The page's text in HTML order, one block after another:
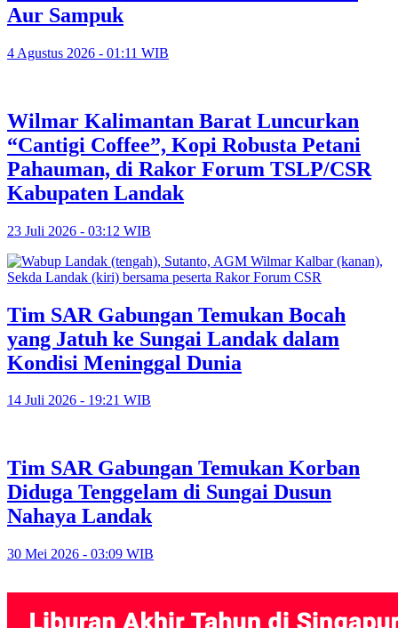
Aur Sampuk
4 Agustus 2026 - 01:11 WIB
Wilmar Kalimantan Barat Luncurkan
“Cantigi Coffee”, Kopi Robusta Petani
Pahauman, di Rakor Forum TSLP/CSR
Kabupaten Landak
23 Juli 2026 - 03:12 WIB
Tim SAR Gabungan Temukan Bocah
yang Jatuh ke Sungai Landak dalam
Kondisi Meninggal Dunia
14 Juli 2026 - 19:21 WIB
Tim SAR Gabungan Temukan Korban
Diduga Tenggelam di Sungai Dusun
Nahaya Landak
30 Mei 2026 - 03:09 WIB